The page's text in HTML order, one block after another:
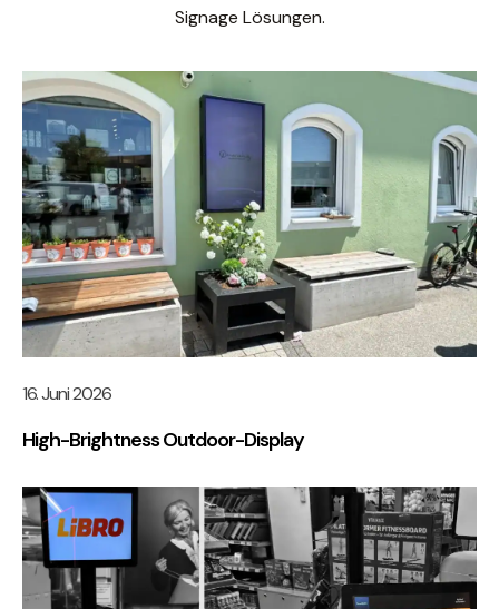
Signage Lösungen.
16. Juni 2026
High-Brightness Outdoor-Display